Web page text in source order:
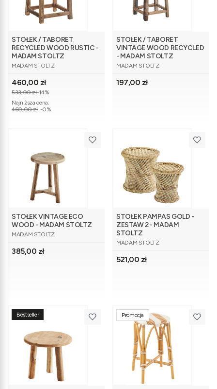
STOŁEK / TABORET
RECYCLED WOOD RUSTIC -
MADAM STOLTZ
PRODUCENT
MADAM STOLTZ
Cena promocyjna
460,00 zł
533,00 zł-14%
Najniższa cena:
460,00 zł -0%
STOŁEK / TABORET
VINTAGE WOOD RECYCLED
- MADAM STOLTZ
PRODUCENT
MADAM STOLTZ
Cena
197,00 zł
STOŁEK VINTAGE ECO
WOOD - MADAM STOLTZ
PRODUCENT
MADAM STOLTZ
Cena
385,00 zł
STOŁEK PAMPAS GOLD -
ZESTAW 2 - MADAM
STOLTZ
PRODUCENT
MADAM STOLTZ
Cena
521,00 zł
Bestseller Promocja